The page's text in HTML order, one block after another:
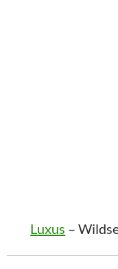
Luxus –